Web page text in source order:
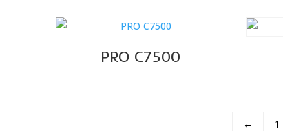
PRO C7500
← 1